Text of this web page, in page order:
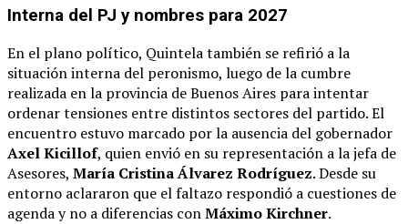
Interna del PJ y nombres para 2027
En el plano político, Quintela también se refirió a la
situación interna del peronismo, luego de la cumbre
realizada en la provincia de Buenos Aires para intentar
ordenar tensiones entre distintos sectores del partido. El
encuentro estuvo marcado por la ausencia del gobernador
Axel Kicillof, quien envió en su representación a la jefa de
Asesores, María Cristina Álvarez Rodríguez. Desde su
entorno aclararon que el faltazo respondió a cuestiones de
agenda y no a diferencias conMáximo Kirchner.